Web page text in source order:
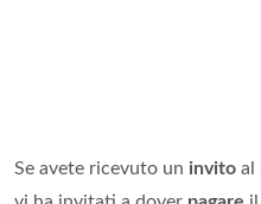
Se avete ricevuto un invito al